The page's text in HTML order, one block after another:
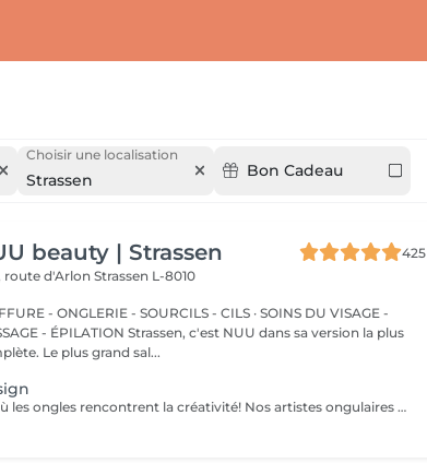
Choisir une localisation
Strassen Bon Cadeau
beauty | Strassen
425
route d'ArlonStrassen L-8010
- ONGLERIE - SOURCILS - CILS · SOINS DU VISAGE -
ÉPILATION Strassen, c'est NUU dans sa version la plus
Le plus grand sal...
Là où les ongles rencontrent la créativité! Nos artistes ongulaires experts créent des designs de toute complexité, donnant vie à votre vision avec précision et créativité. que vous rêviez d'une french classique, d'un dégradé chic ou de dessins complexes sur quelques ongles, nous avons ce qu'il vous faut. Pour une french impeccable, un fascinant effet cat-eye, un chrome spectaculaire ou un élégant effet baby boomer (dégradé), nous veillons à ce que chaque ongle soit une véritable uvre d'art. vous préférez un design unique sur seulement quelques ongles? Pas de problème ! vous pouvez personnaliser votre design pour créer un look unique, aussi individuel que vous. Laissez vos ongles exprimer votre style!